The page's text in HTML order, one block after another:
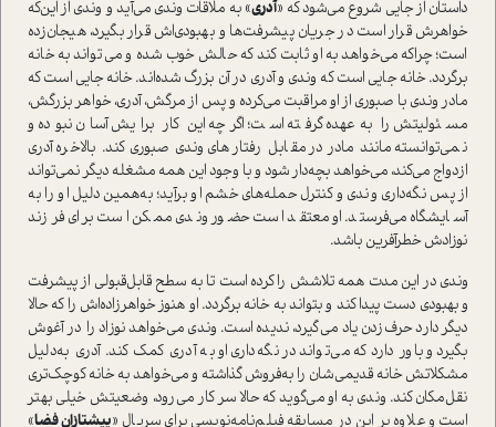
دا‌ستان از جایی شروع می‌شود که «آدری» به ملاقات وندی می‌آید و وندی از این‌که
خواهرش قرار ا‌ست در جریان پیشرفت‌ها و بهبودی‌اش قرار بگیرد، هیجان‌زده
ا‌ست؛ چرا‌که می‌خواهد به او ثابت کند که حالش خوب شده و می‌تواند به خانه
برگردد. خانه جایی ا‌ست که وندی و آدری در آن بزرگ شده‌اند. خانه جایی ا‌ست که
مادر وندی با صبوری از او مراقبت می‌کرده و پس از مرگش، آدری، خواهر بزرگش،
مسئولیتش را به‌عهده گرفته ا‌ست؛ اگرچه این کار برایش آسان نبوده و
نمی‌توانسته مانند مادر در مقابل رفتار‌های وندی صبوری کند. بالاخره آدری
ازدواج می‌کند، می‌خواهد بچه‌دار شود و با وجود این همه مشغله دیگر نمی‌تواند
از پس نگه‌داری وندی و کنترل حمله‌های خشم او برآید؛ به‌همین دلیل او را به
آسایشگاه می‌فرستد. او معتقد ا‌ست حضور وندی ممکن ا‌ست برای فرزند
نوزادش خطرآفرین باشد.
وندی در این مدت همه تلاشش را کرده ا‌ست تا به سطح قابل‌قبولی از پیشرفت
و بهبودی دست پیدا کند و بتواند به خانه برگردد. او هنوز خواهرزاده‌اش را که حالا
دیگر دارد حرف‌زدن یاد می‌گیرد، ندیده ا‌ست. وندی می‌خواهد نوزاد را در آغوش
بگیرد و باور دارد که می‌تواند در نگه‌داری او به آدری کمک کند. آدری به‌دلیل
مشکلاتش خانه قدیمی‌شان را به‌فروش گذاشته و می‌خواهد به خانه کوچک‌تری
نقل‌مکان کند. وندی به او می‌گوید که حالا سر کار می‌رود، وضعیتش خیلی بهتر
ا‌ست و علاوه بر این در مسابقه فیلم‌نامه‌نویسی برای سریال «پیشتازان فضا»